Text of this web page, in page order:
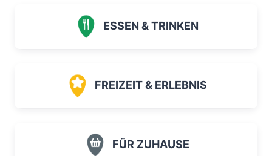
ESSEN & TRINKEN
FREIZEIT & ERLEBNIS
FÜR ZUHAUSE